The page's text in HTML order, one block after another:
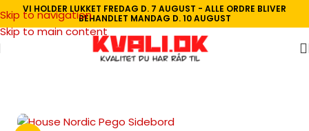
Skip to navigation
Skip to main content
VI HOLDER LUKKET FREDAG D. 7 AUGUST - ALLE ORDRE BLIVER
BEHANDLET MANDAG D. 10 AUGUST
Små borde